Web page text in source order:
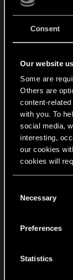
Consent
Our website
Some are
Others are
content-
with you. To
social media,
interesting,
our cookies
cookies will
and tweak
Necessary
Preferences
Statistics
よう、アップ
試用運転を始
ン、受付係
ルゴリズムに
す。「全知全
は不要のはず
からベス・ア
スタジオのエ
「本件は、私
から初めて行
ビデオシステ
かけてコード
トアップに問
デオタイムの
り、この特定
て、プレイヤ
CD PROJEKT